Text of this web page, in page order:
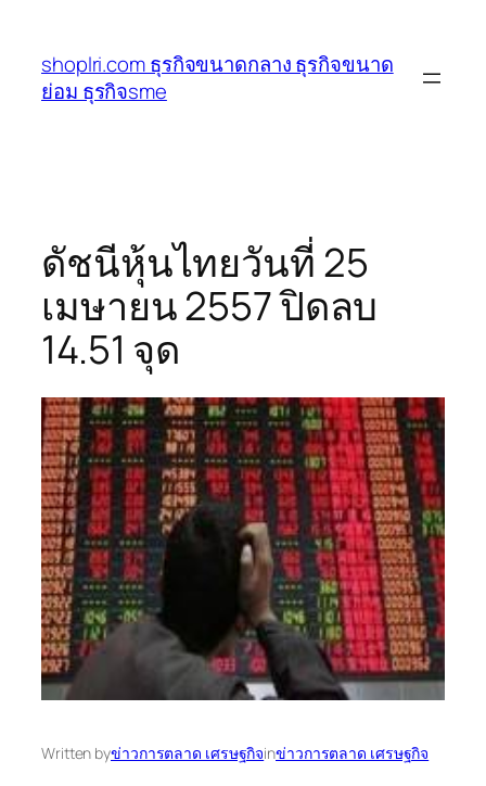
เนื้อหา
shoplri.com ธุรกิจขนาดกลาง ธุรกิจขนาด
ย่อม ธุรกิจsme
ดัชนีหุ้นไทยวันที่ 25
เมษายน 2557 ปิดลบ
14.51 จุด
Written byข่าวการตลาด เศรษฐกิจinข่าวการตลาด เศรษฐกิจ